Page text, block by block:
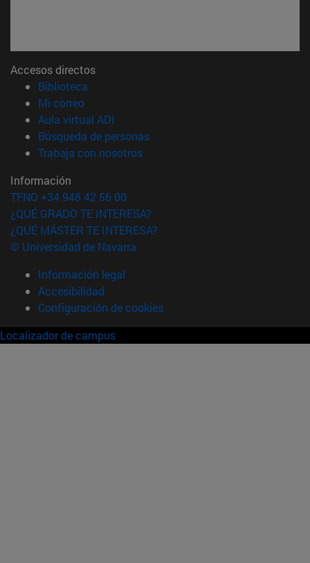
Accesos directos
Biblioteca
Mi correo(abre en nueva ventana)
Aula virtual ADI
Búsqueda de personas(abre en nueva ventana)
Trabaja con nosotros(abre en nueva ventana)
Información
TFNO +34 948 42 56 00
¿QUÉ GRADO TE INTERESA?
¿QUÉ MÁSTER TE INTERESA?
© Universidad de Navarra
Información legal
Accesibilidad
Configuración de cookies
Localizador de campus